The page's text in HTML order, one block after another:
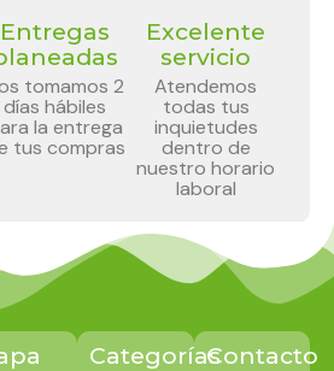
Entregas
tomamos 2
días hábiles
la entrega
tus compras
Excelente
servicio
Atendemos
todas tus
inquietudes
dentro de
nuestro horario
laboral
CategoríasContacto